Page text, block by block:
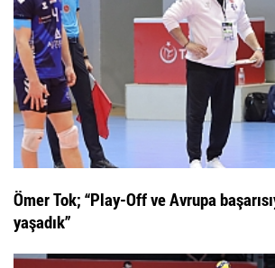
Ömer Tok; “Play-Off ve Avrupa
yaşadık”